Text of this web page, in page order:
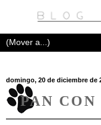
domingo, 20 de diciembre de
PAN